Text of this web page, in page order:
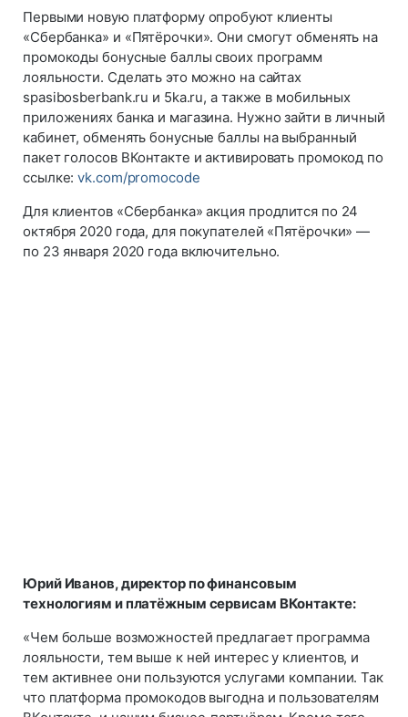
Первыми новую платформу опробуют клиенты
«Сбербанка» и «Пятёрочки». Они смогут обменять на
промокоды бонусные баллы своих программ
лояльности. Сделать это можно на сайтах
spasibosberbank.ru и 5ka.ru, а также в мобильных
приложениях банка и магазина. Нужно зайти в личный
кабинет, обменять бонусные баллы на выбранный
пакет голосов ВКонтакте и активировать промокод по
ссылке:vk.com/promocode
Для клиентов «Сбербанка» акция продлится по 24
октября 2020 года, для покупателей «Пятёрочки» —
по 23 января 2020 года включительно.
Юрий Иванов, директор по финансовым
технологиям и платёжным сервисам ВКонтакте:
«Чем больше возможностей предлагает программа
лояльности, тем выше к ней интерес у клиентов, и
тем активнее они пользуются услугами компании. Так
что платформа промокодов выгодна и пользователям